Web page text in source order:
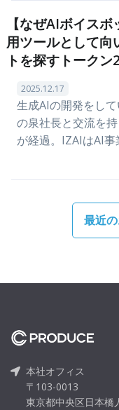
【なぜAIボイス
用ツールとして向
トを探すトークン2
2025.12.17
生成AIの開発をし
の泉社長と交流を
が経過。IZAIはAI事
最近
本社オフィス
〒103-0013
東京都中央区日本橋